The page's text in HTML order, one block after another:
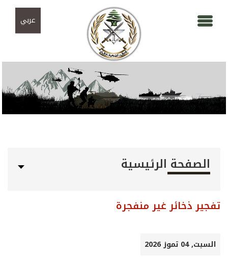
عربي
الصفحة الرئيسية
تفجير ذخائر غير منفجرة
السبت, 04 تموز 2026